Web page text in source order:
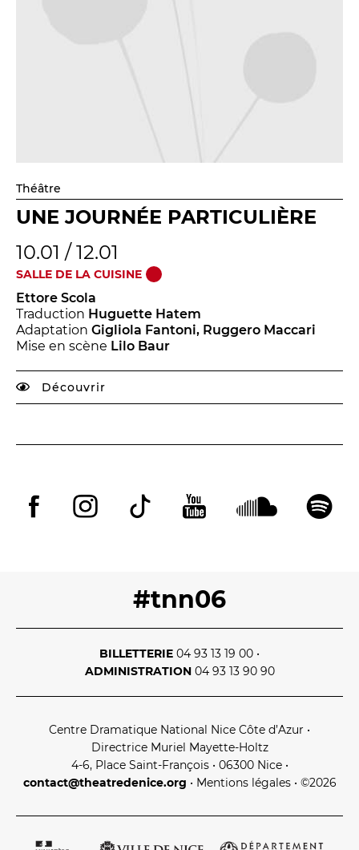
Théâtre
UNE JOURNÉE PARTICULIÈRE
10.01 / 12.01
SALLE DE LA CUISINE
Ettore Scola
Traduction Huguette Hatem
Adaptation Gigliola Fantoni, Ruggero Maccari
Mise en scène Lilo Baur
Découvrir
#tnn06
BILLETTERIE 04 93 13 19 00 •
ADMINISTRATION 04 93 13 90 90
Centre Dramatique National Nice Côte d’Azur •
Directrice Muriel Mayette‑Holtz
4‑6, Place Saint‑François • 06300 Nice •
contact@theatredenice.org • Mentions légales• ©2026